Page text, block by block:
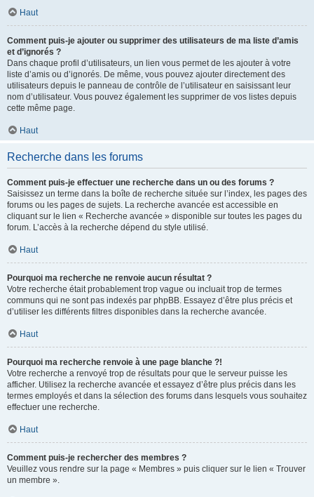
Haut
Comment puis-je ajouter ou supprimer des utilisateurs de ma liste d’amis
et d’ignorés ?
Dans chaque profil d’utilisateurs, un lien vous permet de les ajouter à votre
liste d’amis ou d’ignorés. De même, vous pouvez ajouter directement des
utilisateurs depuis le panneau de contrôle de l’utilisateur en saisissant leur
nom d’utilisateur. Vous pouvez également les supprimer de vos listes depuis
cette même page.
Haut
Recherche dans les forums
Comment puis-je effectuer une recherche dans un ou des forums ?
Saisissez un terme dans la boîte de recherche située sur l’index, les pages des
forums ou les pages de sujets. La recherche avancée est accessible en
cliquant sur le lien « Recherche avancée » disponible sur toutes les pages du
forum. L’accès à la recherche dépend du style utilisé.
Haut
Pourquoi ma recherche ne renvoie aucun résultat ?
Votre recherche était probablement trop vague ou incluait trop de termes
communs qui ne sont pas indexés par phpBB. Essayez d’être plus précis et
d’utiliser les différents filtres disponibles dans la recherche avancée.
Haut
Pourquoi ma recherche renvoie à une page blanche ?!
Votre recherche a renvoyé trop de résultats pour que le serveur puisse les
afficher. Utilisez la recherche avancée et essayez d’être plus précis dans les
termes employés et dans la sélection des forums dans lesquels vous souhaitez
effectuer une recherche.
Haut
Comment puis-je rechercher des membres ?
Veuillez vous rendre sur la page « Membres » puis cliquer sur le lien « Trouver
un membre ».